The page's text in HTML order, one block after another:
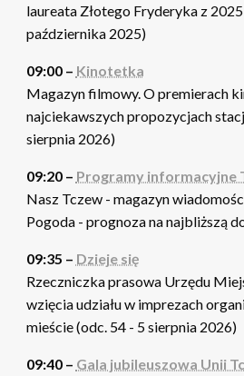
laureata Złotego Fryderyka z
października 2025)
09:00 – Kinotetka
Magazyn filmowy. O premierach
najciekawszych propozycjach
sierpnia 2026)
09:20 – Programy informacyjne
Nasz Tczew - magazyn
Pogoda - prognoza na najbliższą
09:35 – Dzieje się
Rzeczniczka prasowa Urzędu
wzięcia udziału w imprezach
mieście (odc. 54 - 5 sierpnia 2026)
09:40 – Gala jubileuszowa Unii